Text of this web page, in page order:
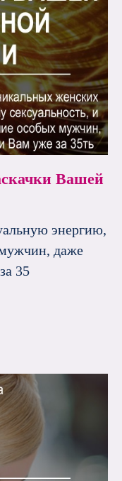
Вашей
энергию,
даже
35